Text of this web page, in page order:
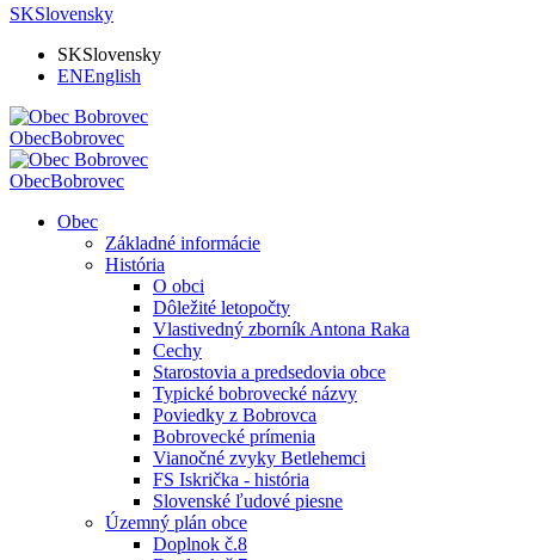
SKSlovensky
SKSlovensky
ENEnglish
ObecBobrovec
ObecBobrovec
Obec
Základné informácie
História
O obci
Dôležité letopočty
Vlastivedný zborník Antona Raka
Cechy
Starostovia a predsedovia obce
Typické bobrovecké názvy
Poviedky z Bobrovca
Bobrovecké prímenia
Vianočné zvyky Betlehemci
FS Iskrička - história
Slovenské ľudové piesne
Územný plán obce
Doplnok č.8